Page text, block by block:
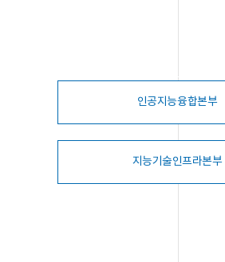
인공지능융합본부
지능기술인프라본부